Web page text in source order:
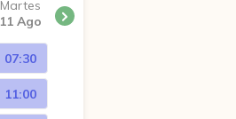
Martes
11 Ago
07:30
11:00